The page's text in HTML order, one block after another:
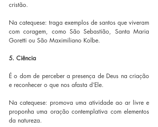
cristão.
Na catequese: traga exemplos de santos que viveram
com coragem, como São Sebastião, Santa Maria
Goretti ou São Maximiliano Kolbe.
5. Ciência
É o dom de perceber a presença de Deus na criação
e reconhecer o que nos afasta d’Ele.
Na catequese: promova uma atividade ao ar livre e
proponha uma oração contemplativa com elementos
da natureza.